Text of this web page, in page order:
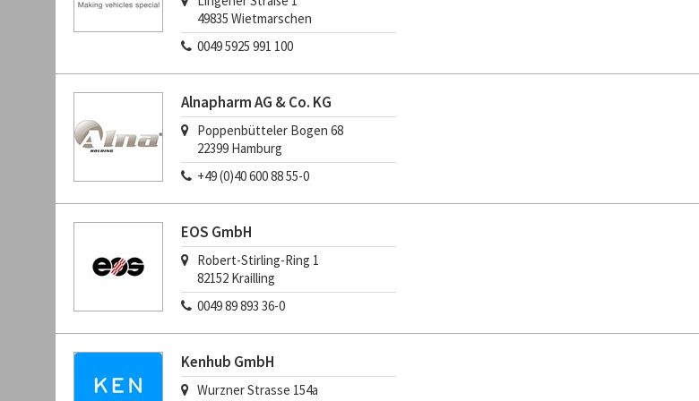
49835 Wietmarschen
0049 5925 991 100
Alnapharm AG & Co. KG
Poppenbütteler Bogen 68
22399 Hamburg
+49 (0)40 600 88 55-0
EOS GmbH
Robert-Stirling-Ring 1
82152 Krailling
0049 89 893 36-0
Kenhub GmbH
Wurzner Strasse 154a